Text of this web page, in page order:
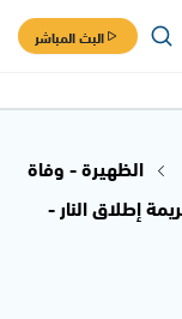
البث المباشر
الظهيرة - وفاة
إطلاق النار -